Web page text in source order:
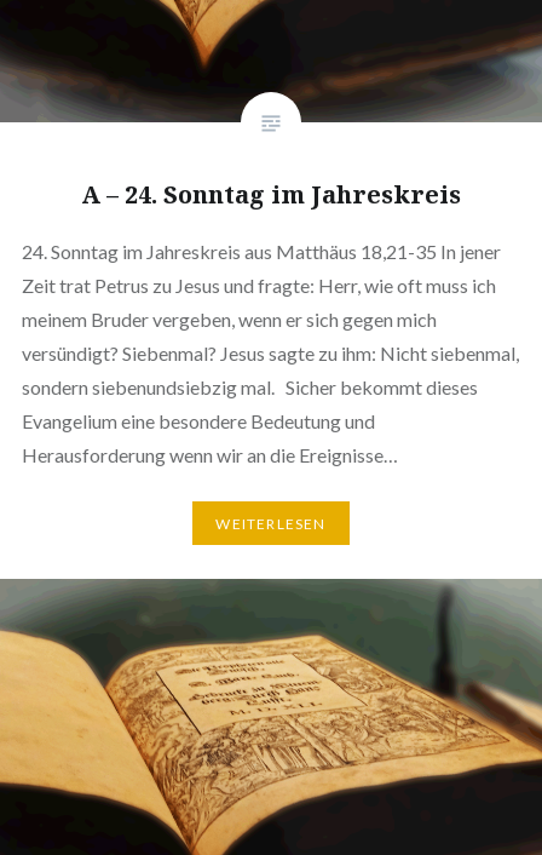
A – 24. Sonntag im Jahreskreis
24. Sonntag im Jahreskreis aus Matthäus 18,21-35 In jener
Zeit trat Petrus zu Jesus und fragte: Herr, wie oft muss ich
meinem Bruder vergeben, wenn er sich gegen mich
versündigt? Siebenmal? Jesus sagte zu ihm: Nicht siebenmal,
sondern siebenundsiebzig mal. Sicher bekommt dieses
Evangelium eine besondere Bedeutung und
Herausforderung wenn wir an die Ereignisse…
WEITERLESEN